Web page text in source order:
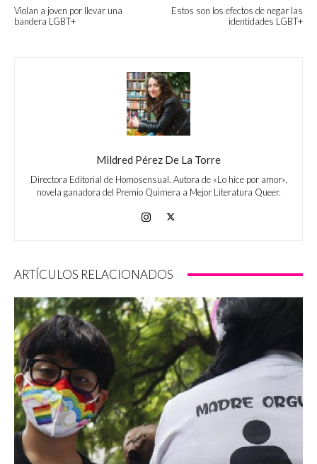
Violan a joven por llevar una
bandera LGBT+
Estos son los efectos de negar las
identidades LGBT+
Mildred Pérez De La Torre
Directora Editorial de Homosensual. Autora de «Lo hice por amor»,
novela ganadora del Premio Quimera a Mejor Literatura Queer.
ARTÍCULOS RELACIONADOS